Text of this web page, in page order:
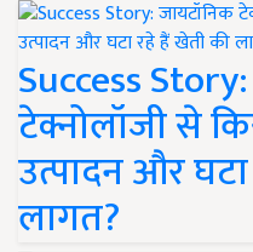
Success
टेक्नोलॉजी से
उत्पादन और
लागत?